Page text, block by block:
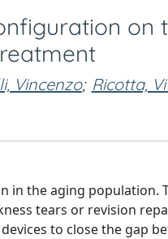
Vincenzo; Ricotta,
in the aging
tears or revision
to close the gap